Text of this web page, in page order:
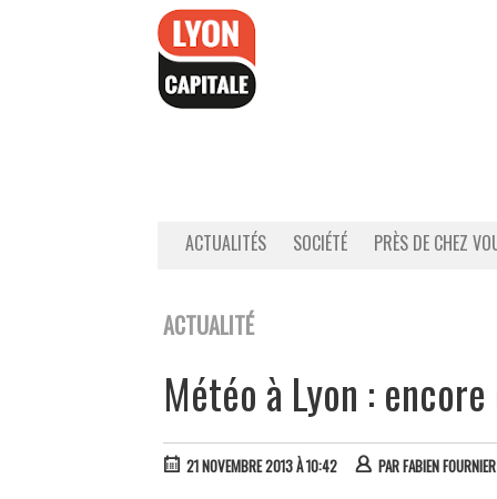
ACTUALITÉS SOCIÉTÉ PRÈS DE CHEZ
ACTUALITÉ
Météo à Lyon :
21 NOVEMBRE 2013 À 10:42 PARFABIEN FOURNIER